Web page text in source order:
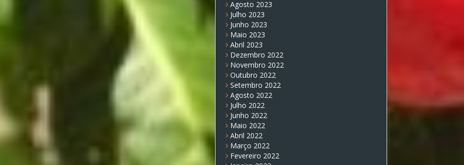
Agosto 2023
Julho 2023
Junho 2023
Maio 2023
Abril 2023
Dezembro 2022
Novembro 2022
Outubro 2022
Setembro 2022
Agosto 2022
Julho 2022
Junho 2022
Maio 2022
Abril 2022
Março 2022
Fevereiro 2022